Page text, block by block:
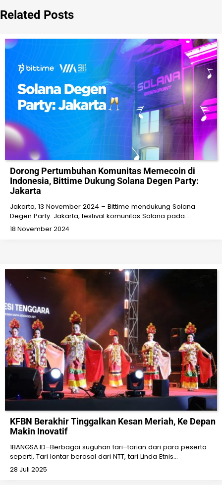
Related Posts
Dorong Pertumbuhan Komunitas Memecoin di
Indonesia, Bittime Dukung Solana Degen Party:
Jakarta
Jakarta, 13 November 2024 – Bittime mendukung Solana
Degen Party: Jakarta, festival komunitas Solana pada…
18 November 2024
KFBN Berakhir Tinggalkan Kesan Meriah, Ke Depan
Makin Inovatif
1BANGSA.ID–Berbagai suguhan tari–tarian dari para peserta
seperti, Tari lontar berasal dari NTT, tari Linda Etnis…
28 Juli 2025